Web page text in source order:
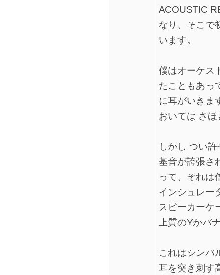
ACOUSTIC
なり、そこで
います。
僕はオーケス
たこともあっ
に耳がいきま
おいては さ
しかし つい
基音が誇張さ
って、それは
インシュレー
スピーカーケ
上質のYかバ
これはシンバ
耳を突き刺す